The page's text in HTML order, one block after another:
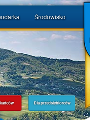
Środowisko
Dla przedsiębiorców